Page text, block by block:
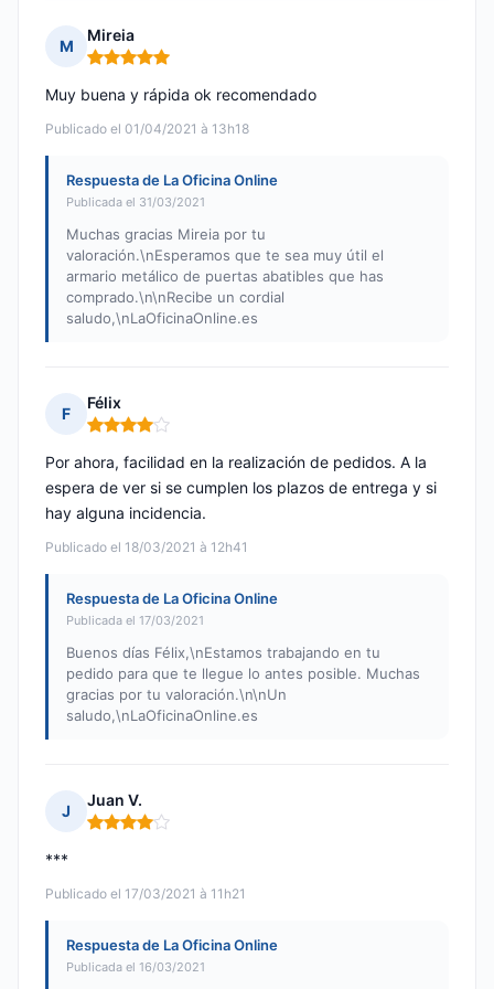
M
Mireia
Nota: 5 de 5
Publicado el 01/04/2021 à 13h18
Muy buena y rápida ok recomendado
Respuesta de La Oficina Online
Publicada el 31/03/2021
Muchas gracias Mireia por tu
valoración.\nEsperamos que te sea muy útil el
armario metálico de puertas abatibles que has
comprado.\n\nRecibe un cordial
saludo,\nLaOficinaOnline.es
F
Félix
Nota: 4 de 5
Publicado el 18/03/2021 à 12h41
Por ahora, facilidad en la realización de pedidos. A la
espera de ver si se cumplen los plazos de entrega y si
hay alguna incidencia.
Respuesta de La Oficina Online
Publicada el 17/03/2021
Buenos días Félix,\nEstamos trabajando en tu
pedido para que te llegue lo antes posible. Muchas
gracias por tu valoración.\n\nUn
saludo,\nLaOficinaOnline.es
J
Juan V.
Nota: 4 de 5
Publicado el 17/03/2021 à 11h21
***
Respuesta de La Oficina Online
Publicada el 16/03/2021